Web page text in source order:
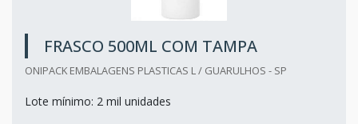
FRASCO 500ML COM TAMPA
ONIPACK EMBALAGENS PLASTICAS L / GUARULHOS - SP
Lote mínimo: 2 mil unidades